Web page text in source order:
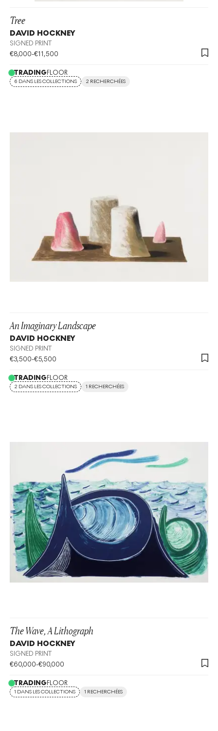
Tree
DAVID HOCKNEY
SIGNED PRINT
€8,000-€11,500
TRADINGFLOOR
6 DANS LES COLLECTIONS 2 RECHERCHÉES
An Imaginary Landscape
DAVID HOCKNEY
SIGNED PRINT
€3,500-€5,500
TRADINGFLOOR
2 DANS LES COLLECTIONS 1 RECHERCHÉES
The Wave, A Lithograph
DAVID HOCKNEY
SIGNED PRINT
€60,000-€90,000
TRADINGFLOOR
1 DANS LES COLLECTIONS 1 RECHERCHÉES